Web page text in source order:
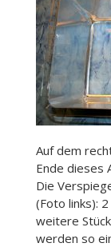
Auf dem
Ende dieses
Die
(Foto links):
weitere
werden so